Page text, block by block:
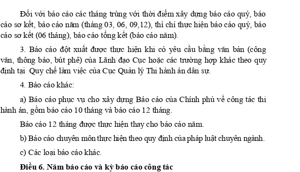
Đối với báo cáo các tháng trùng với thời điểm xây dựng báo cáo quý, báo
cáo sơ kết, báo cáo năm (tháng 03, 06, 09,12), thì chỉ thực hiện báo cáo quý, báo
cáo sơ kết (06 tháng), báo cáo tổng kết (báo cáo năm).
3. Báo cáo đột xuất được thực hiện khi có yêu cầu bằng văn bản (công
văn, thông báo, bút phê) của Lãnh đạo Cục hoặc các trường hợp khác theo quy
định tại
  Quy
chế làm việc của Cục Quản lý Thi hành án dân sự.
4. Báo cáo khác:
a) Báo cáo phục vụ cho xây dựng Báo cáo của Chính phủ về công tác thi
hành án, gồm báo cáo 10 tháng và báo cáo 12 tháng.
Báo cáo 12 tháng được thực hiện thay cho báo cáo năm.
b) Báo cáo chuyên môn thực hiệntheo quy định củapháp luậtchuyên ngành.
c) Các loại báo cáo khác.
Điều 6. Năm báo cáo và kỳ báo cáo công tác